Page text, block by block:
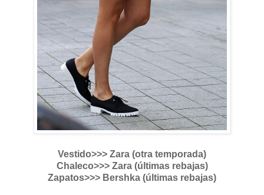
Vestido>>> Zara (otra temporada)
Chaleco>>> Zara (últimas rebajas)
Zapatos>>> Bershka (últimas rebajas)